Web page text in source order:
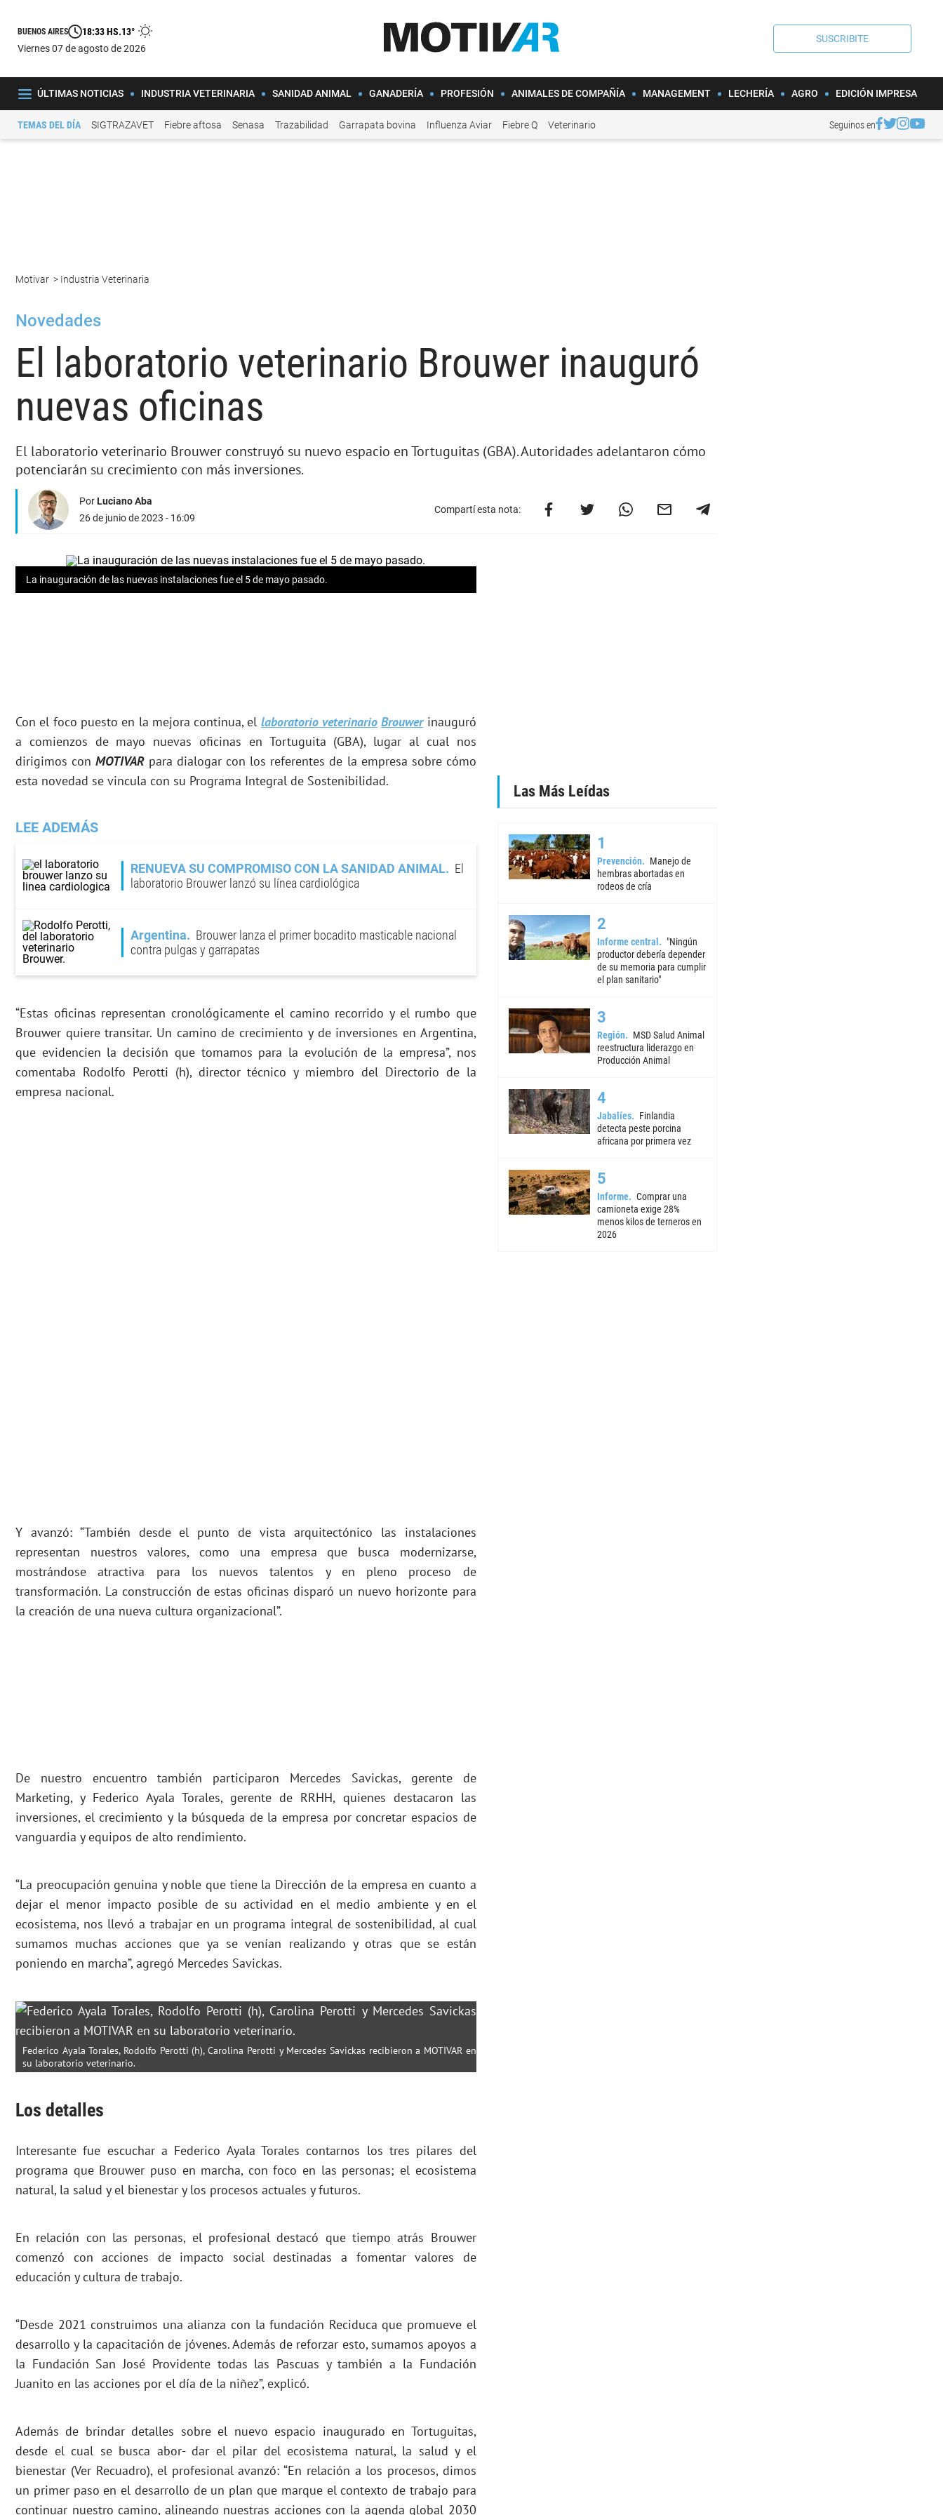
BUENOS AIRES 18:33 HS.13°
viernes 07 de agosto de 2026
SUSCRIBITE
ÚLTIMAS NOTICIAS INDUSTRIA VETERINARIA SANIDAD ANIMAL GANADERÍA PROFESIÓN ANIMALES DE COMPAÑÍA MANAGEMENT LECHERÍA AGRO EDICIÓN IMPRESA
TEMAS DEL DÍA SIGTRAZAVET Fiebre aftosa Senasa Trazabilidad Garrapata bovina Influenza Aviar Fiebre Q Veterinario Seguinos en
Motivar > Industria Veterinaria
Novedades
El laboratorio veterinario Brouwer inauguró
nuevas oficinas
El laboratorio veterinario Brouwer construyó su nuevo espacio en Tortuguitas (GBA). Autoridades adelantaron cómo
potenciarán su crecimiento con más inversiones.
PorLuciano Aba
26 de junio de 2023 - 16:09
Compartí esta nota:
La inauguración de las nuevas instalaciones fue el 5 de mayo pasado.
Con el foco puesto en la mejora continua, el laboratorio veterinario Brouwerinauguró
a comienzos de mayo nuevas oficinas en Tortuguita (GBA), lugar al cual nos
dirigimos conMOTIVAR para dialogar con los referentes de la empresa sobre cómo
esta novedad se vincula con su Programa Integral de Sostenibilidad.
LEE ADEMÁS
RENUEVA SU COMPROMISO CON LA SANIDAD ANIMAL
El
laboratorio Brouwer lanzó su línea cardiológica
Argentina
Brouwer lanza el primer bocadito masticable nacional
contra pulgas y garrapatas
“Estas oficinas representan cronológicamente el camino recorrido y el rumbo que
Brouwer quiere transitar. Un camino de crecimiento y de inversiones en Argentina,
que evidencien la decisión que tomamos para la evolución de la empresa”, nos
comentaba Rodolfo Perotti (h), director técnico y miembro del Directorio de la
empresa nacional.
Y avanzó: “También desde el punto de vista arquitectónico las instalaciones
representan nuestros valores, como una empresa que busca modernizarse,
mostrándose atractiva para los nuevos talentos y en pleno proceso de
transformación. La construcción de estas oficinas disparó un nuevo horizonte para
la creación de una nueva cultura organizacional”.
De nuestro encuentro también participaron Mercedes Savickas, gerente de
Marketing, y Federico Ayala Torales, gerente de RRHH, quienes destacaron las
inversiones, el crecimiento y la búsqueda de la empresa por concretar espacios de
vanguardia y equipos de alto rendimiento.
“La preocupación genuina y noble que tiene la Dirección de la empresa en cuanto a
dejar el menor impacto posible de su actividad en el medio ambiente y en el
ecosistema, nos llevó a trabajar en un programa integral de sostenibilidad, al cual
sumamos muchas acciones que ya se venían realizando y otras que se están
poniendo en marcha”, agregó Mercedes Savickas.
Federico Ayala Torales, Rodolfo Perotti (h), Carolina Perotti y Mercedes Savickas recibieron a MOTIVAR en
su laboratorio veterinario.
Los detalles
Interesante fue escuchar a Federico Ayala Torales contarnos los tres pilares del
programa que Brouwer puso en marcha, con foco en las personas; el ecosistema
natural, la salud y el bienestar y los procesos actuales y futuros.
En relación con las personas, el profesional destacó que tiempo atrás Brouwer
comenzó con acciones de impacto social destinadas a fomentar valores de
educación y cultura de trabajo.
“Desde 2021 construimos una alianza con la fundación Reciduca que promueve el
desarrollo y la capacitación de jóvenes. Además de reforzar esto, sumamos apoyos a
la Fundación San José Providente todas las Pascuas y también a la Fundación
Juanito en las acciones por el día de la niñez”, explicó.
Además de brindar detalles sobre el nuevo espacio inaugurado en Tortuguitas,
desde el cual se busca abor- dar el pilar del ecosistema natural, la salud y el
bienestar (Ver Recuadro), el profesional avanzó: “En relación a los procesos, dimos
un primer paso en el desarrollo de un plan que marque el contexto de trabajo para
continuar nuestro camino, alineando nuestras acciones con la agenda global 2030
Las Más Leídas
Prevención
Manejo de
hembras abortadas en
rodeos de cría
Informe central
"Ningún
productor debería depender
de su memoria para cumplir
el plan sanitario"
Región
MSD Salud Animal
reestructura liderazgo en
Producción Animal
Jabalíes
Finlandia
detecta peste porcina
africana por primera vez
Informe
Comprar una
camioneta exige 28%
menos kilos de terneros en
2026